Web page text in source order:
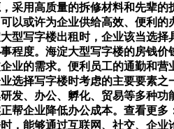
用高质量的拆修材料和先辈
或许为企业供给高效、便利
写字楼出租时，企业该当选
度。海淀大型写字楼的房钱
的需求。便利员工的通勤和
择写字楼时考虑的主要要素
、办公、孵化、贸易等多种
企业降低办公成本。查看更
能够通过互联网、社交、企